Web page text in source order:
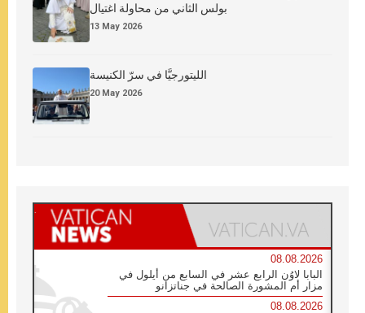
بولس الثاني من محاولة اغتيال
13 May 2026
الليتورجيَّا في سرّ الكنيسة
20 May 2026
08.08.2026
البابا لاوُن الرابع عشر في السابع من أيلول في
مزار أم المشورة الصالحة في جناتزانو
08.08.2026